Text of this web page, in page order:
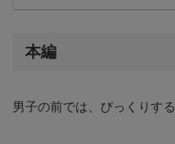
本編
男子の前では、びっくりする